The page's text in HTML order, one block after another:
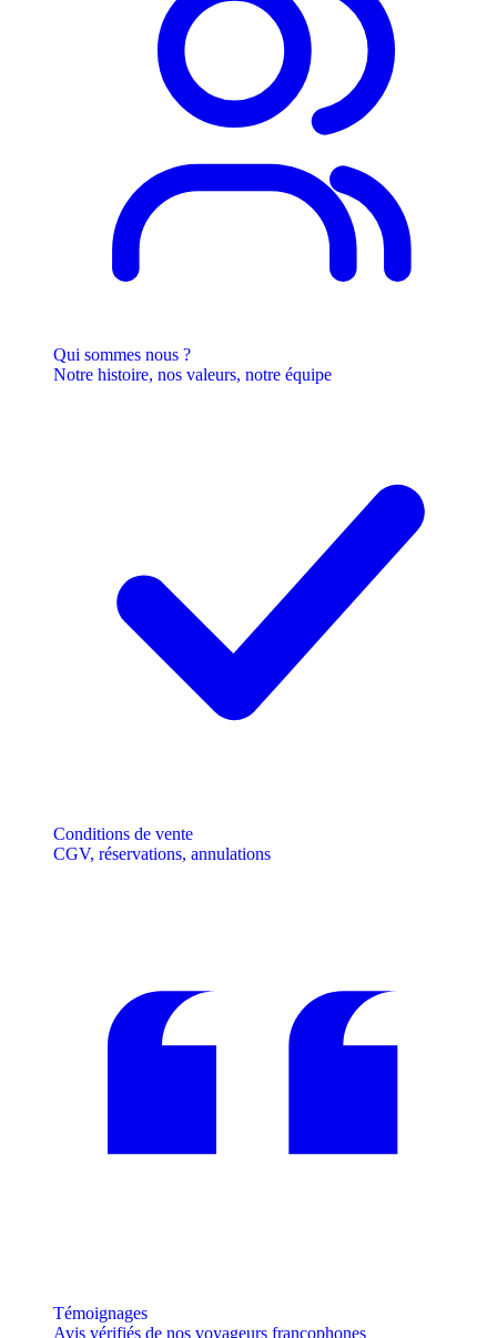
Qui sommes nous ?
Notre histoire, nos valeurs, notre équipe
Conditions de vente
CGV, réservations, annulations
Témoignages
Avis vérifiés de nos voyageurs francophones